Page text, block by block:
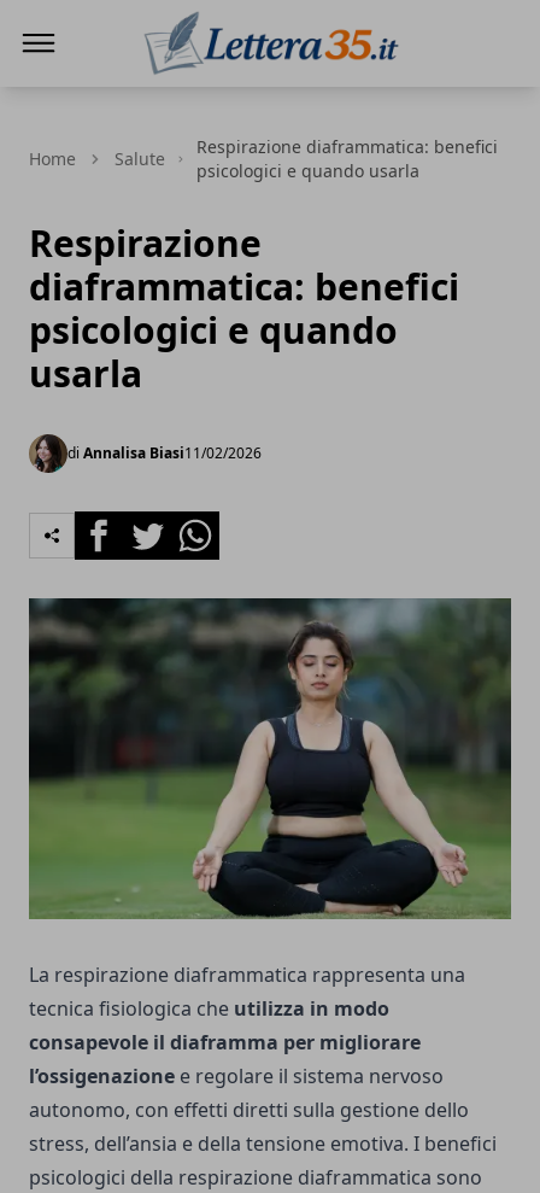
Home Salute
Respirazione diaframmatica: benefici
psicologici e quando usarla
Respirazione
diaframmatica: benefici
psicologici e quando
usarla
di Annalisa Biasi11/02/2026
FacebookTwitterWhatsapp
La respirazione diaframmatica rappresenta una
tecnica fisiologica che utilizza in modo
consapevole il diaframma per migliorare
l’ossigenazione e regolare il sistema nervoso
autonomo, con effetti diretti sulla gestione dello
stress, dell’ansia e della tensione emotiva. I benefici
psicologici della respirazione diaframmatica sono